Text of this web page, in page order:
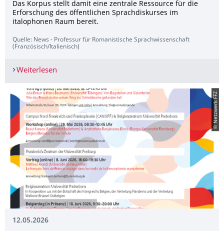
Das Korpus stellt damit eine zentrale Ressource für die
Erforschung des öffentlichen Sprachdiskurses im
italophonen Raum bereit.
Quelle: News - Professur für Romanistische Sprachwissenschaft
(Französisch/Italienisch)
Weiterlesen
© Netzwerk FFZ
12.05.2026